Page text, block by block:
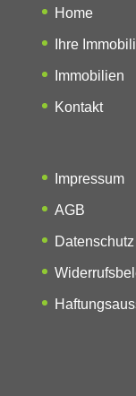
Home
Ihre
Immobilien
Kontakt
Impressum
AGB
Datenschutz